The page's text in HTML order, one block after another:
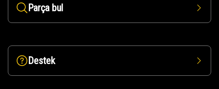
Parça bul
Destek